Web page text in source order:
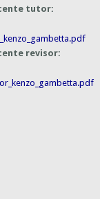
tutor:
revisor: